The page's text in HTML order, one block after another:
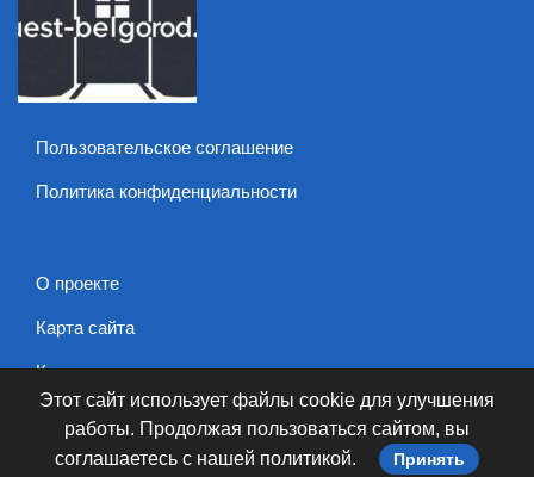
Этот сайт использует файлы cookie для улучшения
работы. Продолжая пользоваться сайтом, вы
соглашаетесь с нашей политикой.
Принять
Пользовательское соглашение
Политика конфиденциальности
О проекте
Карта сайта
Контакты
© 2026 guest-belgorod.ru. Все права защищены.